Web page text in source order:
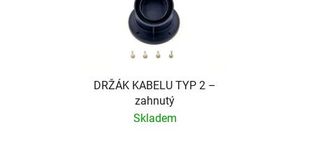
DRŽÁK KABELU TYP 2 –
zahnutý
Skladem